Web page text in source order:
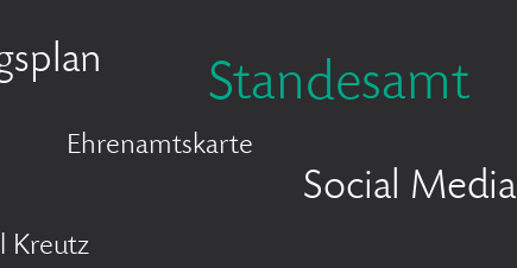
Standesamt
Ehrenamtskarte
Social Media
Kreutz